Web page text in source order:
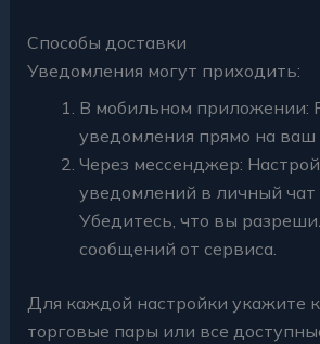
Способы доставки
Уведомления могут приходить:
В мобильном приложении:
уведомления прямо на ваш
Через мессенджер:
уведомлений в личный чат
Убедитесь, что вы
сообщений от сервиса.
Для каждой настройки укажите
торговые пары или все